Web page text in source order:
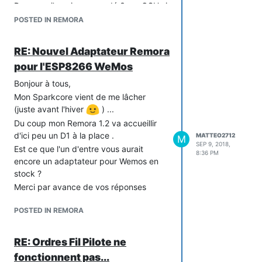
//#define REMORA_BOARD_V10 //
Version 1.0
#define REMORA_BOARD_V12 // Version
1.2
//#define REMORA_BOARD_V13 //
Version 1.3
//#define REMORA_BOARD_V14 //
Version 1.4
// Définir ici les modules utilisés sur la
carte Remora
//#define MOD_RF69 /* Module RF
#define MOD_OLED /Afficheur/
//#define MOD_TELEINFO /
//#define MOD_RF_OREGON /Reception
//#define MOD_ADPS /
#define REMORA_VERSION "1.3.6"
// Définir ici votre authentification blynk,
Arrivé à l'étape suivante :
Lancer l'upload SPIFFS (les fichiers
WEB) Menu Tools / ESP8266 Sketch
Data Upload (c'est assez long)
Du coup, j'en ai commandé 3 sur OSH si
ça t'intéresse. Par contre, j'ai pas de
POSTED IN REMORA
RE: Nouvel Adaptateur Remora
pour l'ESP8266 WeMos
Bonjour à tous,
Mon Sparkcore vient de me lâcher
(juste avant l'hiver
) ...
Du coup mon Remora 1.2 va accueillir
d'ici peu un D1 à la place .
Est ce que l'un d'entre vous aurait
encore un adaptateur pour Wemos en
stock ?
Merci par avance de vos réponses
POSTED IN REMORA
M
MATTEO2712
SEP 9, 2018,
8:36 PM
RE: Ordres Fil Pilote ne
fonctionnent pas...